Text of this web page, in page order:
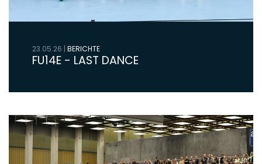
23.05.26 BERICHTE
FU14E - LAST DANCE